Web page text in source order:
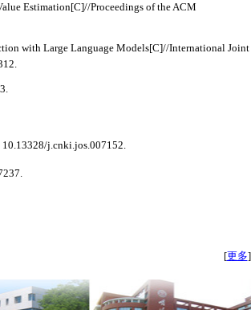
Estimation[C]//Proceedings of the ACM
with Large Language Models[C]//International Joint
j.cnki.jos.007152.
[更多]